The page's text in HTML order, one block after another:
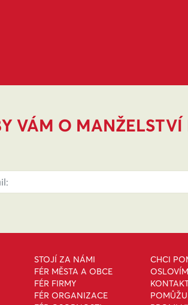
VÁM O
STOJÍ ZA NÁMI
FÉR MĚSTA A OBCE
FÉR FIRMY
FÉR ORGANIZACE
CHCI
POMŮŽU